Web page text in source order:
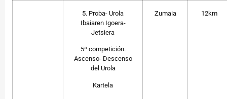
5. Proba- Urola
Ibaiaren Igoera-
Jetsiera
5ª competición.
Ascenso- Descenso
del Urola
Kartela
Zumaia 12km